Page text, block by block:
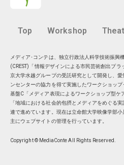
Top Workshop
メディア･コンテは、独立行政法人科学技術振興
(CREST)「情報デザインによる市民芸術創出プ
京大学水越グループの受託研究として開発し、
ンセンターの協力を得て実施したワークショッ
基盤C「メディア表現によるワークショップ型ケ
「地域における社会的包摂とメディアをめぐる
連で進めています。現在は立命館大学映像学部
主にウェブサイトの管理を行っています。
Copyright © MediaConte All Rights Reserved.